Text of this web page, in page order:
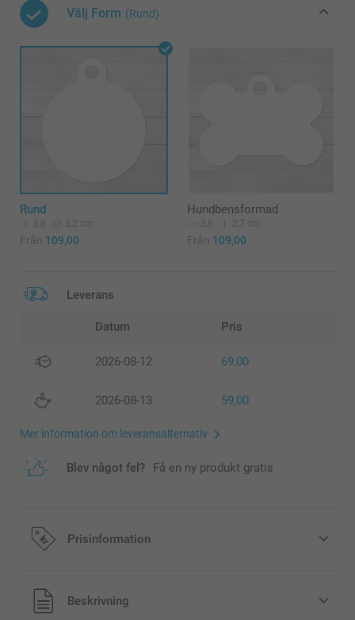
Välj Form (Rund)
Rund
3,8 3,2 cm
Från 109,00
Hundbensformad
3,8 2,7 cm
Från 109,00
Leverans
Datum Pris
2026-08-12 69,00
2026-08-13 59,00
Mer information om leveransalternativ
Blev något fel? Få en ny produkt gratis
Prisinformation
Alla priser är i svenska kronor (SEK), inklusive moms och
exklusive porto.
Beskrivning